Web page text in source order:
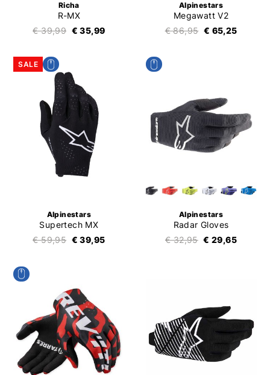
Richa
R-MX
€ 39,99 € 35,99
Alpinestars
Megawatt V2
€ 86,95 € 65,25
SALE
Alpinestars
Supertech MX
€ 59,95 € 39,95
Alpinestars
Radar Gloves
€ 32,95 € 29,65